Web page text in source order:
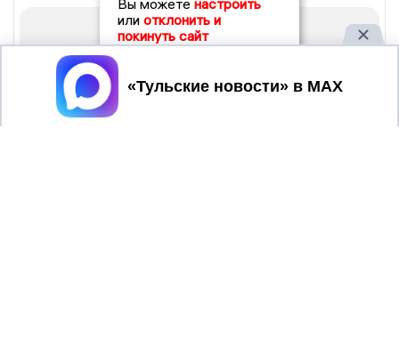
Вы можете настроить
или отклонить и
покинуть сайт
Принять